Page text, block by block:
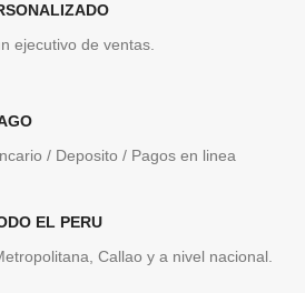
ejecutivo de ventas.
/ Deposito / Pagos en linea
EL PERU
Callao y a nivel nacional.